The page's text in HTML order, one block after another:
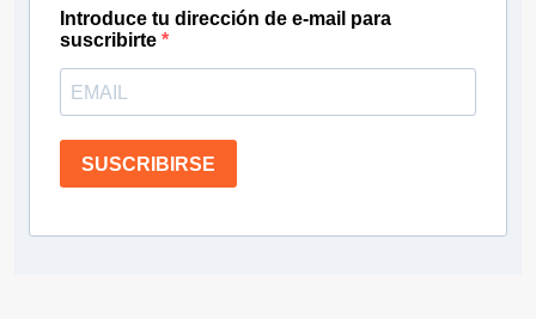
Introduce tu dirección de e-mail para
suscribirte
SUSCRIBIRSE